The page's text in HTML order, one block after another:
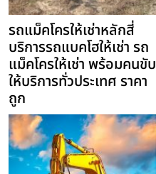
รถแม็คโครให้เช่าหลักสี่
บริการรถแบคโฮให้เช่า รถ
แม็คโครให้เช่า พร้อมคนขับ
ให้บริการทั่วประเทศ ราคา
ถูก